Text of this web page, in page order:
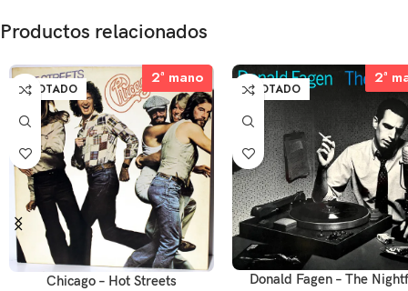
Productos relacionados
AGOTADO
2ª mano
2ª mano
Chicago – Hot Streets
AGOTADO
2ª
2ª
Donald Fagen – The